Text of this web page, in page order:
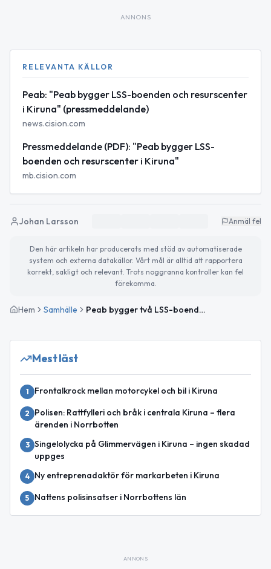
ANNONS
RELEVANTA KÄLLOR
Peab: "Peab bygger LSS-boenden och resurscenter
i Kiruna" (pressmeddelande)
news.cision.com
Pressmeddelande (PDF): "Peab bygger LSS-
boenden och resurscenter i Kiruna"
mb.cision.com
Johan Larsson Anmäl fel
Den här artikeln har producerats med stöd av automatiserade
system och externa datakällor. Vårt mål är alltid att rapportera
korrekt, sakligt och relevant. Trots noggranna kontroller kan fel
förekomma.
Hem Samhälle Peab bygger två LSS-boenden och ett resurscenter i Kiruna
Mest läst
1 Frontalkrock mellan motorcykel och bil i Kiruna
2
Polisen: Rattfylleri och bråk i centrala Kiruna – flera
ärenden i Norrbotten
3 Singelolycka på Glimmervägen i Kiruna – ingen skadad
uppges
4 Ny entreprenadaktör för markarbeten i Kiruna
5 Nattens polisinsatser i Norrbottens län
ANNONS